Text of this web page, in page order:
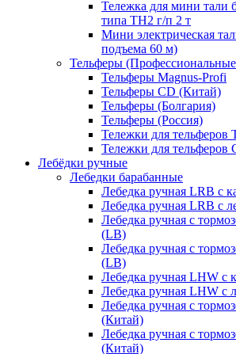
Тележка для мини тали
типа TН2 г/п 2 т
Мини электрическая
подъема 60 м)
Тельферы (Профессиональные
Тельферы Magnus-Profi
Тельферы CD (Китай)
Тельферы (Болгария)
Тельферы (Россия)
Тележки для тельферов
Тележки для тельферов
Лебёдки ручные
Лебедки барабанные
Лебедка ручная LRB с
Лебедка ручная LRB с
Лебедка ручная с
(LB)
Лебедка ручная с
(LB)
Лебедка ручная LHW с
Лебедка ручная LHW с
Лебедка ручная с
(Китай)
Лебедка ручная с
(Китай)